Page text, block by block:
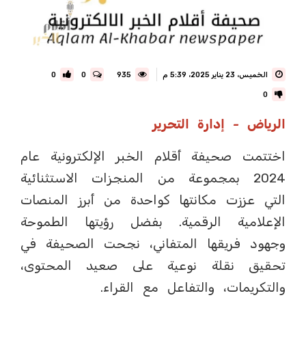
الخميس، 23 يناير 2025، 5:39 م 0
0
0
الرياض - إدارة التحرير
اختتمت صحيفة أقلام الخبر الإلكترونية عام
2024 بمجموعة من المنجزات الاستثنائية
التي عززت مكانتها كواحدة من أبرز المنصات
الإعلامية الرقمية. بفضل رؤيتها الطموحة
وجهود فريقها المتفاني، نجحت الصحيفة في
تحقيق نقلة نوعية على صعيد المحتوى،
والتكريمات، والتفاعل مع القراء.